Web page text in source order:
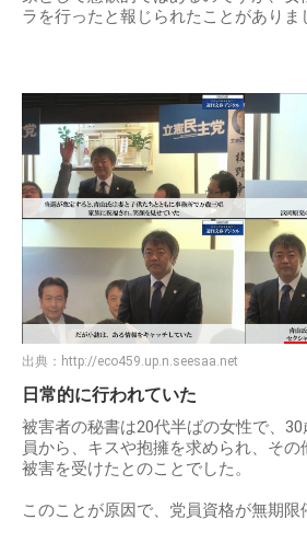
ラを行ったと報じられたことがありま
出典： http://eco459.up.n.seesaa.net
日常的に行われていた
被害者の秘書は20代半ばの女性で、
員から、キスや抱擁を求められ、そ
被害を受けたとのことでした。
このことが原因で、党員資格が無期限